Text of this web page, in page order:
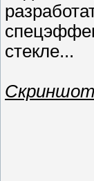
стекле...